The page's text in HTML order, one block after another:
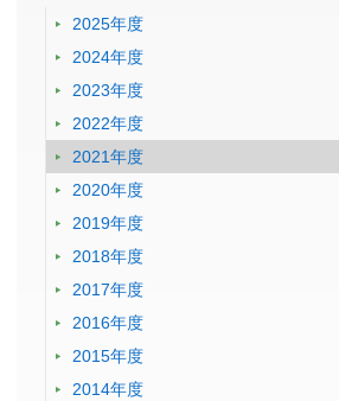
2025年度
2024年度
2023年度
2022年度
2021年度
2020年度
2019年度
2018年度
2017年度
2016年度
2015年度
2014年度